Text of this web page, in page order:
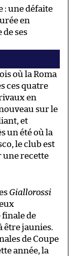
: une défaite
en
ses
où la Roma
ces quatre
en
sur le
et
un été où la
le club est
une recette
Giallorossi
finale de
être jaunies.
de Coupe
année, la